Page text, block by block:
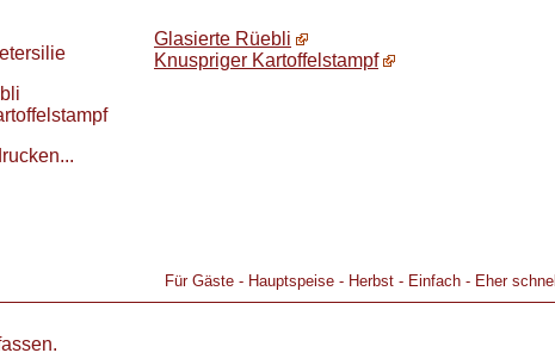
Glasierte Rüebli
Knuspriger Kartoffelstampf
Für Gäste - Hauptspeise - Herbst - Einfach - Eher schnell